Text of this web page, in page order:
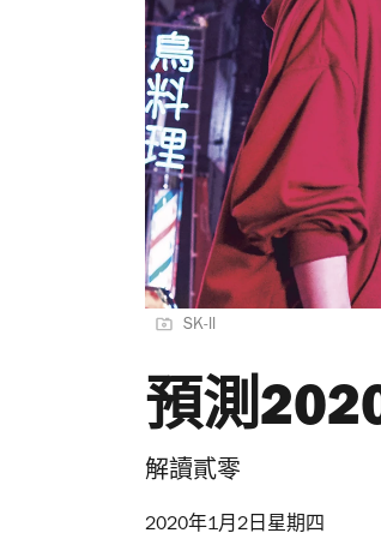
SK-ll
預測
解讀貳零
2020年1月2日星期四